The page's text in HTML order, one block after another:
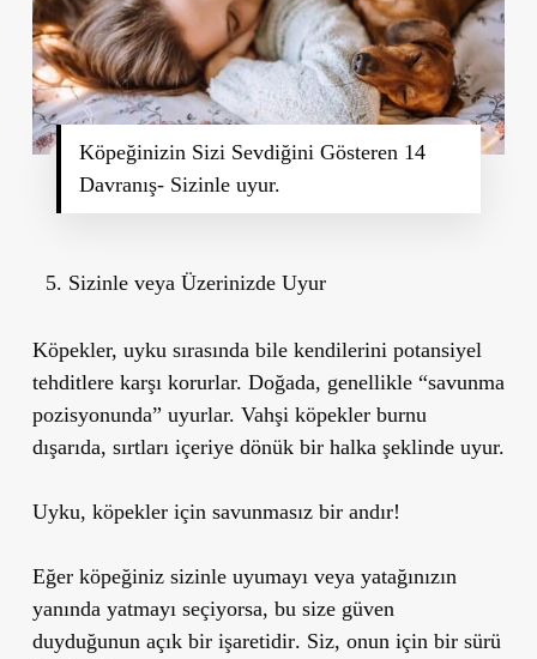
Köpeğinizin Sizi Sevdiğini Gösteren 14
Davranış- Sizinle uyur.
Sizinle veya Üzerinizde Uyur
Köpekler, uyku sırasında bile kendilerini potansiyel
tehditlere karşı korurlar. Doğada, genellikle “savunma
pozisyonunda” uyurlar. Vahşi köpekler burnu
dışarıda, sırtları içeriye dönük bir halka şeklinde uyur.
Uyku, köpekler için savunmasız bir andır!
Eğer köpeğiniz sizinle uyumayı veya yatağınızın
yanında yatmayı seçiyorsa, bu size güven
duyduğunun açık bir işaretidir. Siz, onun için bir sürü